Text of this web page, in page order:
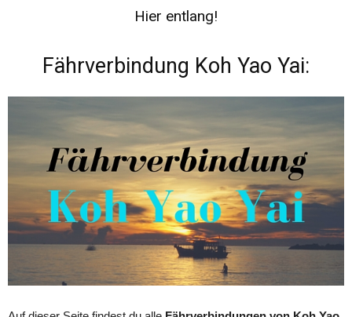
Hier entlang!
Fährverbindung Koh Yao Yai: